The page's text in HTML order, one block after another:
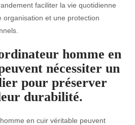
faciliter la vie quotidienne
organisation et une protection
homme en
nécessiter un
pour préserver
durabilité.
en cuir véritable peuvent